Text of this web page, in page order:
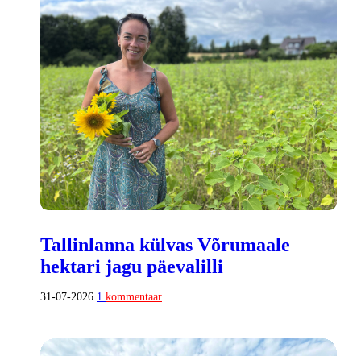
Tallinlanna külvas Võrumaale
hektari jagu päevalilli
31-07-2026 1 kommentaar